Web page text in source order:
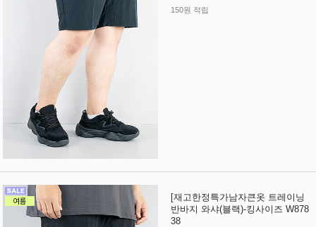
150원 적립
[재고한정특가남자큰옷 트레이닝
반바지 와샤(블랙)-킹사이즈 W878
38